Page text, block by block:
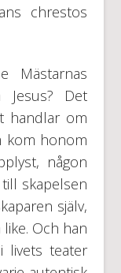
chrestos
Mästarnas
Jesus? Det
handlar om
kom honom
någon
skapelsen
själv,
Och han
livets teater